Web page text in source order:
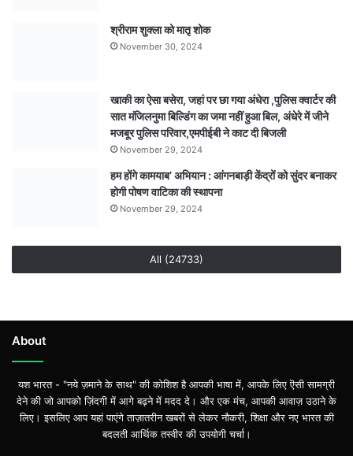
श्रीराम शुक्ला को मातृ शोक
November 30, 2024
खाकी का ऐसा बसेरा, जहां पर छा गया अंधेरा ,पुलिस क्वार्टर की
सात मंजिलनुमा बिल्डिंग का जमा नहीं हुआ बिल, अंधेरे में जीने
मजबूर पुलिस परिवार,एमपीईबी ने काट दी बिजली
November 29, 2024
हम होंगे कामयाब’ अभियान : आंगनबाड़ी केंद्रों को सुंदर बनाकर
होगी पोषण वाटिका की स्थापना
November 29, 2024
All (24733)
About
यश भारत - "नये ज़माने के साथ" की कोशिश है आपकी भाषा में, आपके लिए ऎसी सामग्री
देने की जो आपको ज़िंदगी में आगे बढ़ने में मदद दे। और एक मंच, आपकी आवाज़ उठाने के
लिए। इसलिए आप यहां पाएंगे ताज़ातरीन खबरों से लेकर नौकरी, शिक्षा और नए भारत की
बदलती आर्थिक तस्वीर की उपयोगी चर्चा।